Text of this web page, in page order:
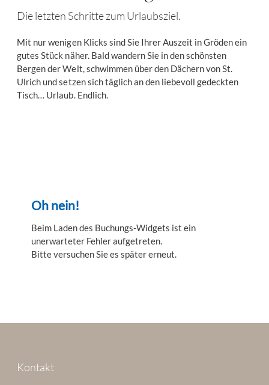
Die letzten Schritte zum Urlaubsziel.
Mit nur wenigen Klicks sind Sie Ihrer Auszeit in Gröden ein
gutes Stück näher. Bald wandern Sie in den schönsten
Bergen der Welt, schwimmen über den Dächern von St.
Ulrich und setzen sich täglich an den liebevoll gedeckten
Tisch… Urlaub. Endlich.
Oh nein!
Beim Laden des Buchungs-Widgets ist ein
unerwarteter Fehler aufgetreten.
Bitte versuchen Sie es später erneut.
Kontakt